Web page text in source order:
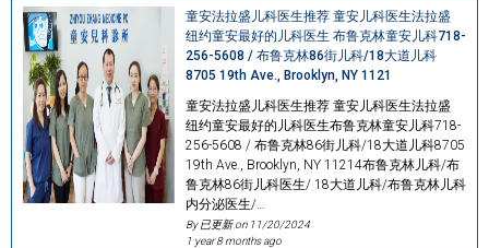
童安法拉盛儿科医生推荐 童安儿科医生法拉盛
纽约童安最好的儿科医生 布鲁克林童安儿科718-
256-5608 / 布鲁克林86街儿科/18大道儿科
8705 19th Ave., Brooklyn, NY 1121
童安法拉盛儿科医生推荐 童安儿科医生法拉盛
纽约童安最好的儿科医生布鲁克林童安儿科718-
256-5608 / 布鲁克林86街儿科/18大道儿科8705
19th Ave., Brooklyn, NY 11214布鲁克林儿科/布
鲁克林86街儿科医生/ 18大道儿科/布鲁克林儿科
内分泌医生/…
By 已更新 on 11/20/2024
1 year 8 months ago